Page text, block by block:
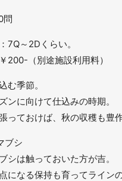
7Q～2Dくらい。
200-（別途施設利用料）
む季節。
ンに向けて仕込みの時期。
っておけば、秋の収穫も豊
ブシ
シは触っておいた方が吉。
になる保持も育ってライン